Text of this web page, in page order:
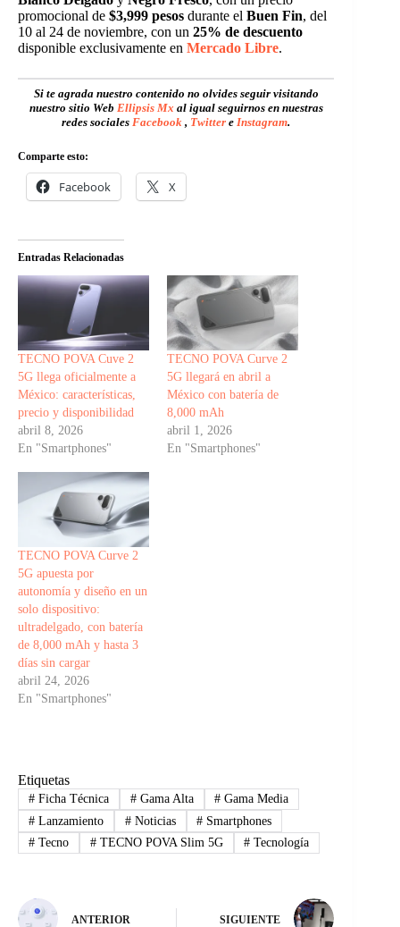
promocional de $3,999 pesos durante el Buen Fin, del
10 al 24 de noviembre, con un 25% de descuento
disponible exclusivamente en Mercado Libre.
Si te agrada nuestro contenido no olvides seguir visitando
nuestro sitio Web Ellipsis Mx al igual seguirnos en nuestras
redes socialesFacebook , Twitter eInstagram.
Comparte esto:
Facebook X
Entradas Relacionadas
TECNO POVA Cuve 2
5G llega oficialmente a
México: características,
precio y disponibilidad
abril 8, 2026
En "Smartphones"
TECNO POVA Curve 2
5G llegará en abril a
México con batería de
8,000 mAh
abril 1, 2026
En "Smartphones"
TECNO POVA Curve 2
5G apuesta por
autonomía y diseño en un
solo dispositivo:
ultradelgado, con batería
de 8,000 mAh y hasta 3
días sin cargar
abril 24, 2026
En "Smartphones"
Etiquetas
#Ficha Técnica #Gama Alta # Gama Media
#Lanzamiento #Noticias # Smartphones
#Tecno #TECNO POVA Slim 5G # Tecnología
ANTERIOR SIGUIENTE